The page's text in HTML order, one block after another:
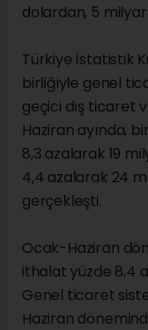
dolardan, 5
Türkiye İstatistik
birliğiyle genel
geçici dış ticaret
Haziran ayında,
8,3 azalarak 19
4,4 azalarak 24
gerçekleşti.
Ocak-Haziran
ithalat yüzde 8,4
Genel ticaret
Haziran